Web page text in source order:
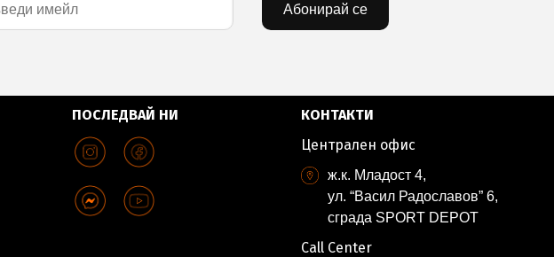
Абонирай се
ПОСЛЕДВАЙ НИ
КОНТАКТИ
Централен офис
ж.к. Младост 4,
ул. “Васил Радославов” 6,
сграда SPORT DEPOT
Call Center